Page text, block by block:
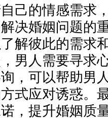
己的情感需求
决婚姻问题的
解彼此的需求
男人需要寻求
，可以帮助男
式应对诱惑。
，提升婚姻质